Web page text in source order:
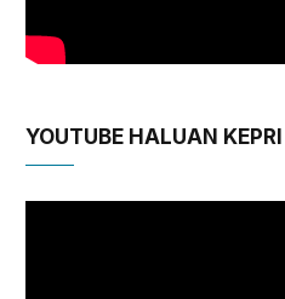
YOUTUBE HALUAN KEPRI